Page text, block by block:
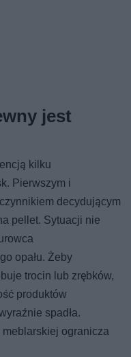
jest
kilku
Pierwszym i
decydującym
pellet. Sytuacji nie
opału. Żeby
trocin lub zrębków,
produktów
spadła.
ogranicza